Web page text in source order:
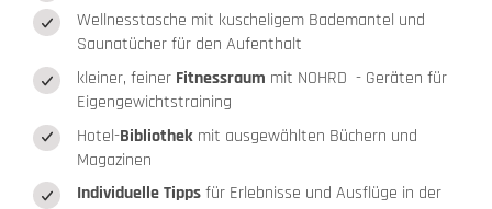
Wellnesstasche mit kuscheligem Bademantel und
Saunatücher für den Aufenthalt
kleiner, feiner Fitnessraum mit NOHRD - Geräten für
Eigengewichtstraining
Hotel-Bibliothek mit ausgewählten Büchern und
Magazinen
Individuelle Tippsfür Erlebnisse und Ausflüge in der